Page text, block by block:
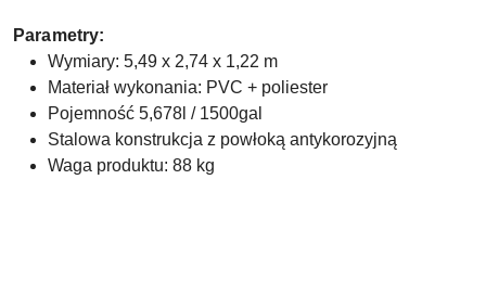
Parametry:
Wymiary: 5,49 x 2,74 x 1,22 m
Materiał wykonania: PVC + poliester
Pojemność 5,678l / 1500gal
Stalowa konstrukcja z powłoką antykorozyjną
Waga produktu: 88 kg